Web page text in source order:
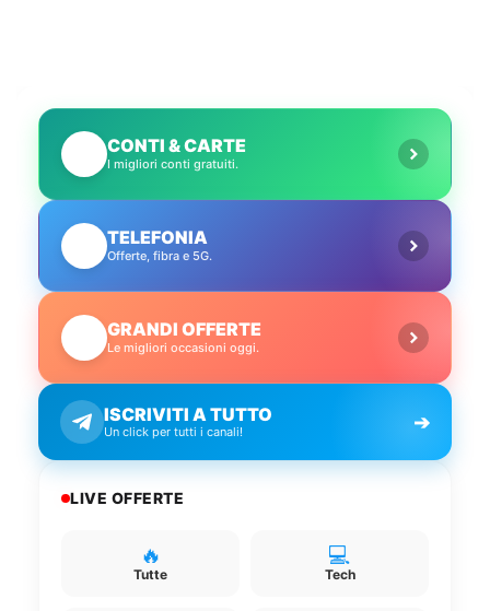
CONTI & CARTE
I migliori conti gratuiti.
TELEFONIA
Offerte, fibra e 5G.
GRANDI OFFERTE
Le migliori occasioni oggi.
ISCRIVITI A TUTTO
Un click per tutti i canali! ➔
LIVE OFFERTE
🔥
Tutte
💻
Tech